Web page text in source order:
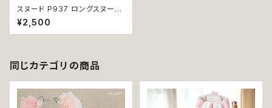
スヌード P937 ロングスヌード
カチューシャ お食事 食事用 濡
れ防止 汚れ防止 ハンドメイド
ブルー 星 Wガーゼ ドッグウェア
不可
¥2,500
同じカテゴリの商品